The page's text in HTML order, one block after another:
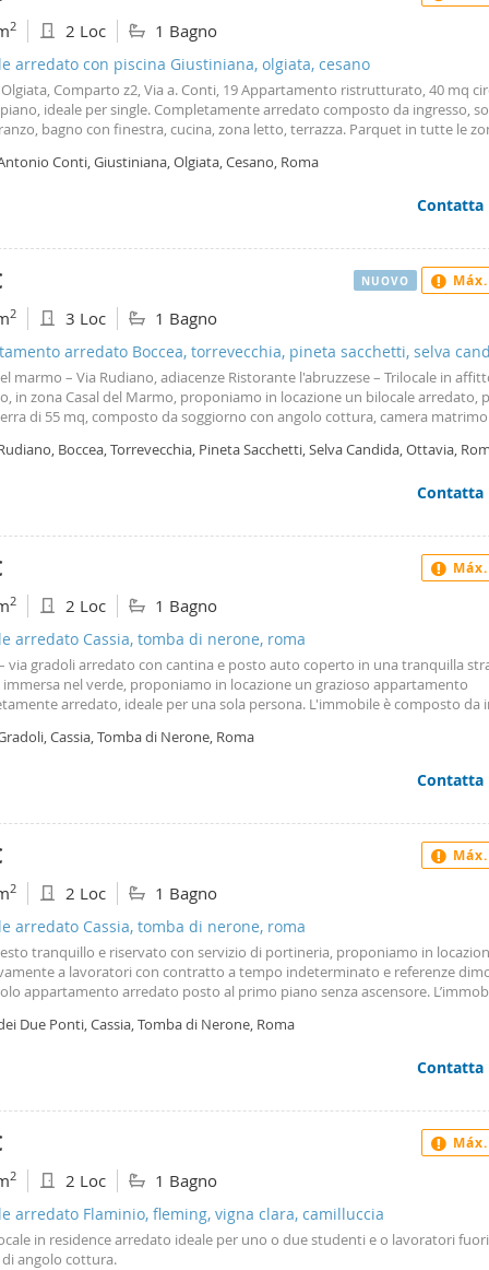
2 2 Loc 1 Bagno
arredato con piscina Giustiniana, olgiata, cesano
Olgiata, Comparto z2, Via a. Conti, 19 Appartamento ristrutturato, 40 mq
ideale per single. Completamente arredato composto da ingresso,
bagno con finestra, cucina, zona letto, terrazza. Parquet in tutte le
scaldabagno installato nuovo. Posto auto scoperto privato, piscina
d’affitto sono comprese le spese di condominio eccetto riscaldamento. E’
Conti, Giustiniana, Olgiata, Cesano, Roma
Contatta
2 3 Loc 1 Bagno
arredato Boccea, torrevecchia, pineta sacchetti, selva
marmo – Via Rudiano, adiacenze Ristorante l'abruzzese – Trilocale in
in zona Casal del Marmo, proponiamo in locazione un bilocale arredato,
di 55 mq, composto da soggiorno con angolo cottura, camera
esclusivamente a coppie referenziate con redditi dimostrabili. La
si prega di indicare nella richiesta il numero di persone interessate
Boccea, Torrevecchia, Pineta Sacchetti, Selva Candida, Ottavia,
Contatta
NUOVO
2 2 Loc 1 Bagno
arredato Cassia, tomba di nerone, roma
via gradoli arredato con cantina e posto auto coperto in una tranquilla
nel verde, proponiamo in locazione un grazioso appartamento
arredato, ideale per una sola persona. L'immobile è composto da
autonomo, cantina e comodo posto auto coperto in garage. La zona
tranquillità senza rinunciare alla comodità. Canone mensile: €700. Si affitta
di un reddito documentabile dei genitori pari ad almeno tre volte il
minimo €2. 100 mensili complessivi). L'appartamento è adatto
persona. No case vacanze o similari o persone con residenza a Roma. Per
e appuntamenti preferibilmente contattare telefonicamente
Cassia, Tomba di Nerone, Roma
Contatta
2 2 Loc 1 Bagno
arredato Cassia, tomba di nerone, roma
tranquillo e riservato con servizio di portineria, proponiamo in
a lavoratori con contratto a tempo indeterminato e referenze
appartamento arredato posto al primo piano senza ascensore.
alla francese e armadio, bagno e balcone con tavolino e due sedie con
e riscaldamento autonomo. Contratto di locazione 4 anni + 4. No uso
euro 50 mese. Per fissare un appuntamento inviare la propria
reddituale via mail all’indirizzo: spese di condominio: € 65 mese
Due Ponti, Cassia, Tomba di Nerone, Roma
Contatta
2 2 Loc 1 Bagno
arredato Flaminio, fleming, vigna clara, camilluccia
in residence arredato ideale per uno o due studenti e o lavoratori
angolo cottura.